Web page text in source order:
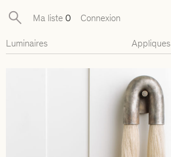
Nouveautés
Luminaires Appliques
Ma liste 0 Connexion